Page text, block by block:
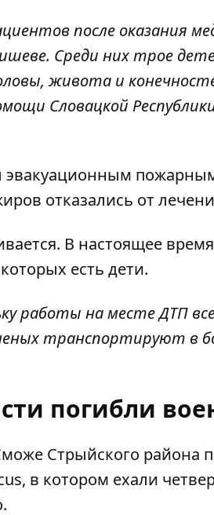
после оказания
Среди них трое
живота и
Словацкой
отказались от
В настоящее время
есть дети.
работы на месте ДТП
транспортируют в
погибли
Стрыйского района
в котором ехали